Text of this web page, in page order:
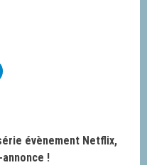
évènement Netflix,
annonce !